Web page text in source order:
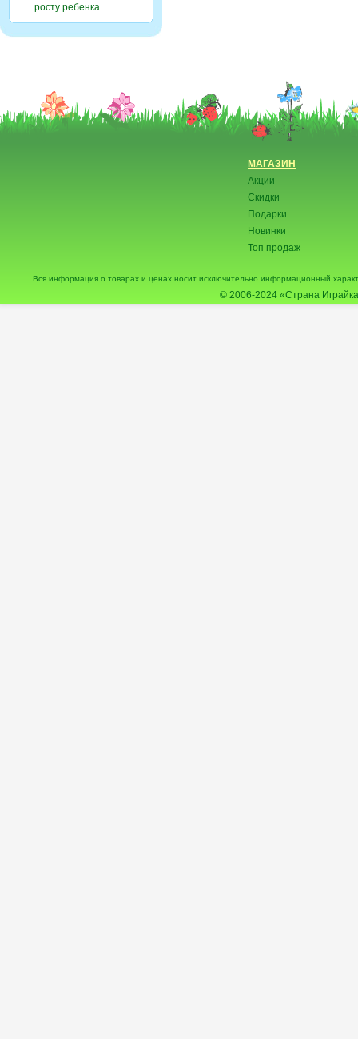
росту ребенка
МАГАЗИН
Акции
Скидки
Подарки
Новинки
Топ продаж
Вся информация о товарах и ценах носит исключительно информационный
© 2006-2024 «Страна